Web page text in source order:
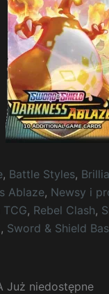
, Battle Styles,
Ablaze, Newsy i
, Rebel Clash,
, Sword & Shield
Już niedostępne